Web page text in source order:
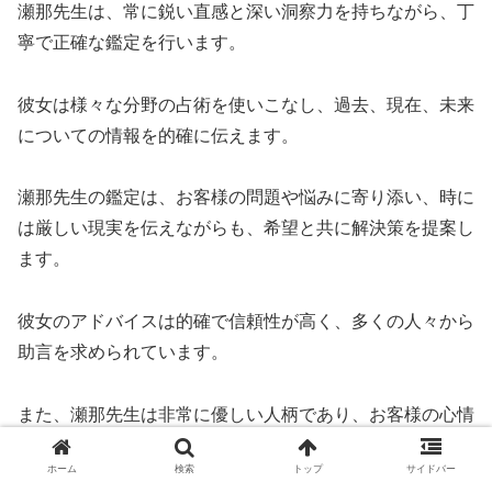
瀬那先生は、常に鋭い直感と深い洞察力を持ちながら、丁
寧で正確な鑑定を行います。
彼女は様々な分野の占術を使いこなし、過去、現在、未来
についての情報を的確に伝えます。
瀬那先生の鑑定は、お客様の問題や悩みに寄り添い、時に
は厳しい現実を伝えながらも、希望と共に解決策を提案し
ます。
彼女のアドバイスは的確で信頼性が高く、多くの人々から
助言を求められています。
また、瀬那先生は非常に優しい人柄であり、お客様の心情
に寄り添い、安心感を与えます。
ホーム 検索 トップ サイドバー